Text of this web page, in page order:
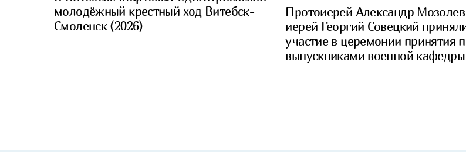
молодёжный крестный ход Витебск-
Смоленск (2026)
Протоиерей Александр
иерей Георгий Совецкий
участие в церемонии принятия
выпускниками военной